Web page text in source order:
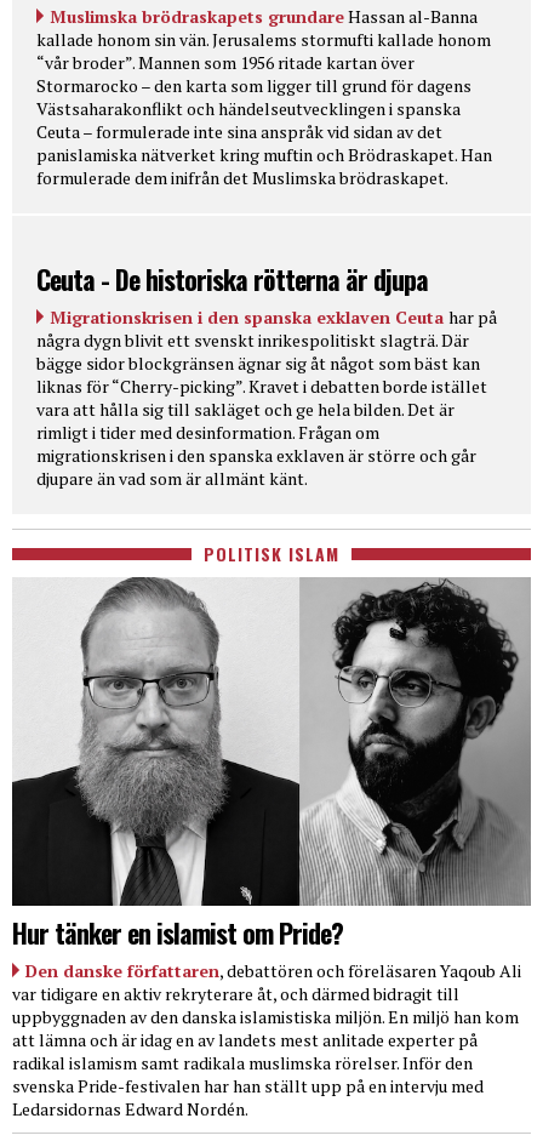
Muslimska brödraskapets grundareHassan al-Banna
kallade honom sin vän. Jerusalems stormufti kallade honom
“vår broder”. Mannen som 1956 ritade kartan över
Stormarocko – den karta som ligger till grund för dagens
Västsaharakonflikt och händelseutvecklingen i spanska
Ceuta – formulerade inte sina anspråk vid sidan av det
panislamiska nätverket kring muftin och Brödraskapet. Han
formulerade dem inifrån det Muslimska brödraskapet.
Ceuta - De historiska rötterna är djupa
Migrationskrisen i den spanska exklaven Ceuta har på
några dygn blivit ett svenskt inrikespolitiskt slagträ. Där
bägge sidor blockgränsen ägnar sig åt något som bäst kan
liknas för “Cherry-picking”. Kravet i debatten borde istället
vara att hålla sig till sakläget och ge hela bilden. Det är
rimligt i tider med desinformation. Frågan om
migrationskrisen i den spanska exklaven är större och går
djupare än vad som är allmänt känt.
POLITISK ISLAM
Hur tänker en islamist om Pride?
Den danske författaren, debattören och föreläsaren Yaqoub Ali
var tidigare en aktiv rekryterare åt, och därmed bidragit till
uppbyggnaden av den danska islamistiska miljön. En miljö han kom
att lämna och är idag en av landets mest anlitade experter på
radikal islamism samt radikala muslimska rörelser. Inför den
svenska Pride-festivalen har han ställt upp på en intervju med
Ledarsidornas Edward Nordén.